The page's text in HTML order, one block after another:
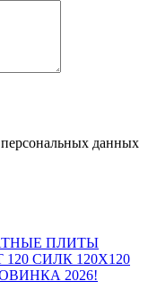
персональных данных